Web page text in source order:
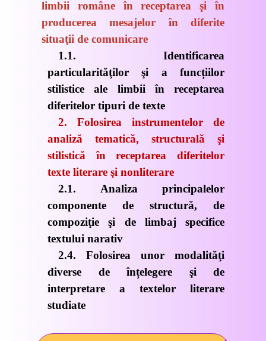
limbii române în receptarea şi în
producerea mesajelor în diferite
situaţii de comunicare
1.1. Identificarea
particularităţilor şi afuncțiilor
stilistice ale limbii în receptarea
diferitelor tipuri de texte
2. Folosirea instrumentelor de
analiză tematică, structurală şi
stilistică în receptarea diferitelor
texte literare şi nonliterare
2.1. Analiza principalelor
componente de structură, de
compoziţie şi de limbaj specifice
textului narativ
2.4. Folosirea unor modalităţi
diverse deînțelegere şi de
interpretare a textelor literare
studiate